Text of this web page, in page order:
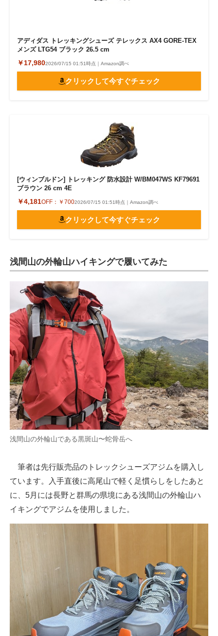
アディダス トレッキングシューズ テレックス AX4 GORE-TEX
メンズ LTG54 ブラック 26.5 cm
￥17,9802026/07/15 01:51時点｜Amazon調べ
クリックして今すぐチェック
[ウィンブルドン] トレッキング 防水設計 W/BM047WS KF79691
ブラウン 26 cm 4E
￥4,181OFF： ￥7002026/07/15 01:51時点｜Amazon調べ
クリックして今すぐチェック
浅間山の外輪山ハイキングで履いてみた
浅間山の外輪山である黒斑山〜蛇骨岳へ
筆者は先行販売品のトレックシューズアジムを購入し
ています。入手直後に高尾山で軽く足慣らしをしたあと
に、5月には長野と群馬の県境にある浅間山の外輪山ハ
イキングでアジムを使用しました。